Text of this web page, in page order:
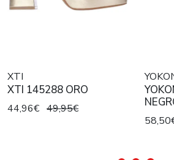
XTI
XTI 145288 ORO
44,96€ 49,95€